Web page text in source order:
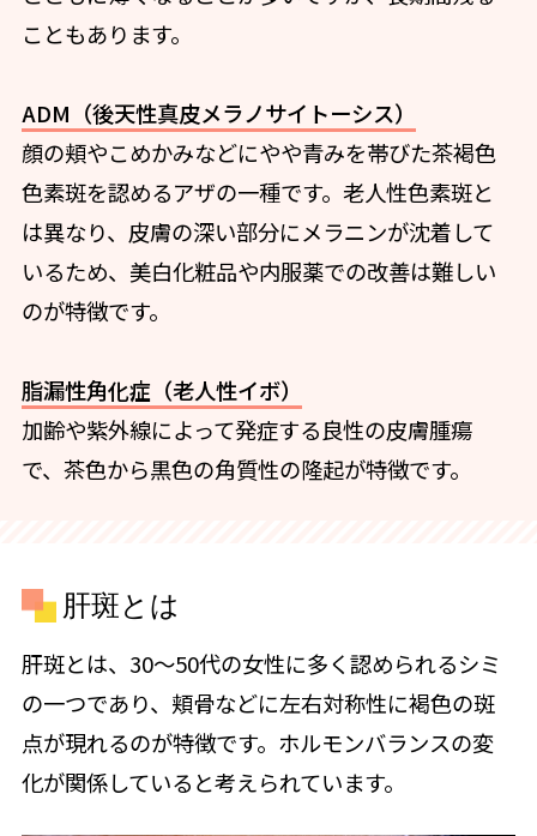
こともあります。
ADM（後天性真皮メラノサイトーシス）
顔の頬やこめかみなどにやや青みを帯びた茶褐色
色素斑を認めるアザの一種です。老人性色素斑と
は異なり、皮膚の深い部分にメラニンが沈着して
いるため、美白化粧品や内服薬での改善は難しい
のが特徴です。
脂漏性角化症（老人性イボ）
加齢や紫外線によって発症する良性の皮膚腫瘍
で、茶色から黒色の角質性の隆起が特徴です。
肝斑とは
肝斑とは、30〜50代の女性に多く認められるシミ
の一つであり、頬骨などに左右対称性に褐色の斑
点が現れるのが特徴です。ホルモンバランスの変
化が関係していると考えられています。